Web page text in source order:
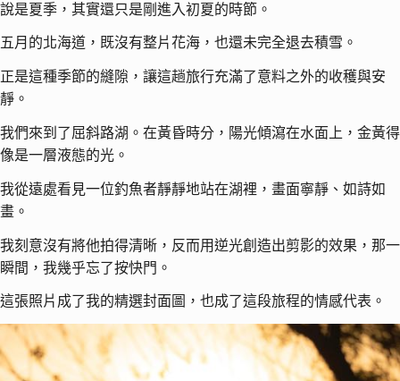
說是夏季，其實還只是剛進入初夏的時節。
五月的北海道，既沒有整片花海，也還未完全退去積雪。
正是這種季節的縫隙，讓這趟旅行充滿了意料之外的收穫與安
靜。
我們來到了屈斜路湖。在黃昏時分，陽光傾瀉在水面上，金黃得
像是一層液態的光。
我從遠處看見一位釣魚者靜靜地站在湖裡，畫面寧靜、如詩如
畫。
我刻意沒有將他拍得清晰，反而用逆光創造出剪影的效果，那一
瞬間，我幾乎忘了按快門。
這張照片成了我的精選封面圖，也成了這段旅程的情感代表。